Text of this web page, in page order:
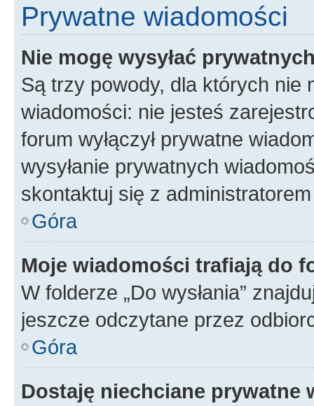
Prywatne wiadomości
Nie mogę wysyłać
Są trzy powody, dla których nie
wiadomości: nie jesteś
forum wyłączył prywatne
wysyłanie prywatnych
skontaktuj się z
Góra
Moje wiadomości trafiają do
W folderze „Do wysłania”
jeszcze odczytane przez
Góra
Dostaję niechciane prywatne